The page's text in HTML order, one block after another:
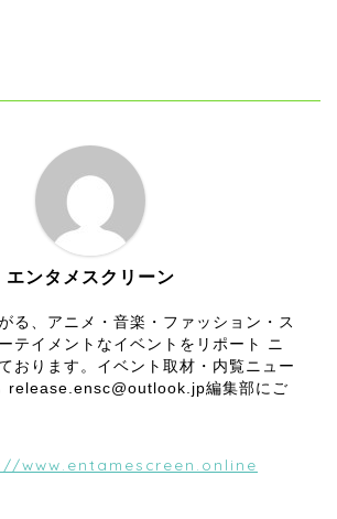
エンタメスクリーン
る、アニメ・音楽・ファッション・ス
テイメントなイベントをリポート ニ
おります。イベント取材・内覧ニュー
release.ensc@outlook.jp編集部にご
www.entamescreen.online